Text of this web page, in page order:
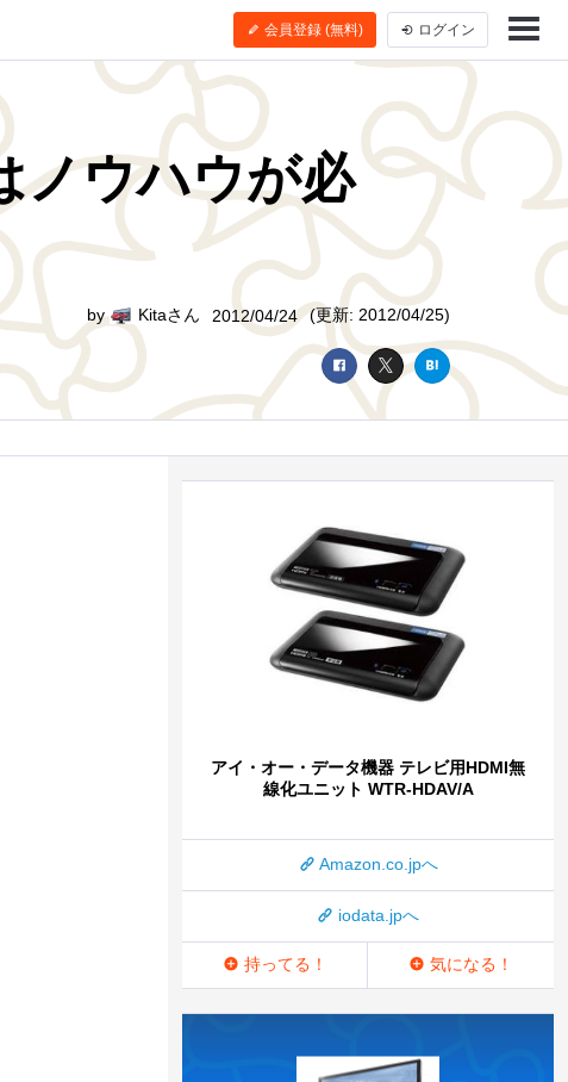
会員登録 (無料) ログイン
ノウハウが必
by Kitaさん 2012/04/24 (更新: 2012/04/25)
アイ・オー・データ機器 テレビ用HDMI無
線化ユニット WTR-HDAV/A
Amazon.co.jpへ
iodata.jpへ
持ってる！ 気になる！